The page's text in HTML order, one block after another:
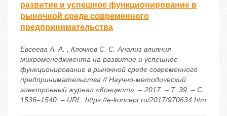
развитие и успешное функционирование в
рыночной среде современного
предпринимательства
Евсеева А. А. , Клочков С. С. Анализ влияния
микроменеджмента на развитие и успешное
функционирование в рыночной среде современного
предпринимательства // Научно-методический
электронный журнал «Концепт». – 2017. – Т. 39. – С.
1536–1540. – URL: https://e-koncept.ru/2017/970634.htm